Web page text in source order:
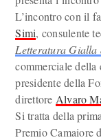
L’incontro con il
Simi, consulente
Letteratura Gialla
commerciale della
presidente della
direttore Alvaro
Si tratta della
Premio Camaiore